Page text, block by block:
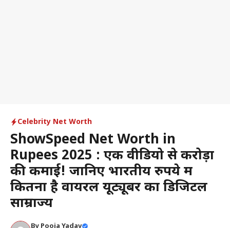
Celebrity Net Worth
ShowSpeed Net Worth in
Rupees 2025 : एक वीडियो से करोड़ों
की कमाई! जानिए भारतीय रुपये में
कितना है वायरल यूट्यूबर का डिजिटल
साम्राज्य
By Pooja Yadav